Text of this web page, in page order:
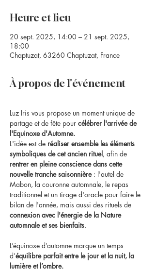
Heure et lieu
20 sept. 2025, 14:00 – 21 sept. 2025,
18:00
Chaptuzat, 63260 Chaptuzat, France
À propos de l'événement
Luz Iris vous propose un moment unique de
partage et de fête pour célébrer l'arrivée de
l'Equinoxe d'Automne.
L'idée est de réaliser ensemble les éléments
symboliques de cet ancien rituel, afin de
rentrer en pleine conscience dans cette
nouvelle tranche saisonnière : l'autel de
Mabon, la couronne automnale, le repas
traditionnel et un tirage d'oracle pour faire le
bilan de l'année, mais aussi des rituels de
connexion avec l'énergie de la Nature
automnale et ses bienfaits.
L’équinoxe d’automne marque un temps
d’équilibre parfait entre le jour et la nuit, la
lumière et l’ombre.